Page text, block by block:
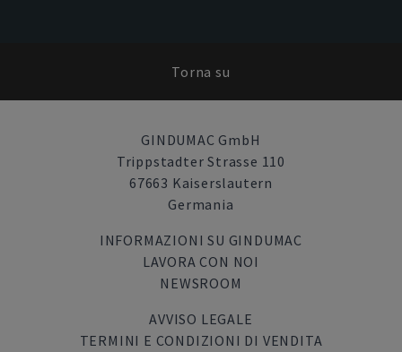
Torna su
GINDUMAC GmbH
Trippstadter Strasse 110
67663 Kaiserslautern
Germania
INFORMAZIONI SU GINDUMAC
LAVORA CON NOI
NEWSROOM
AVVISO LEGALE
TERMINI E CONDIZIONI DI VENDITA